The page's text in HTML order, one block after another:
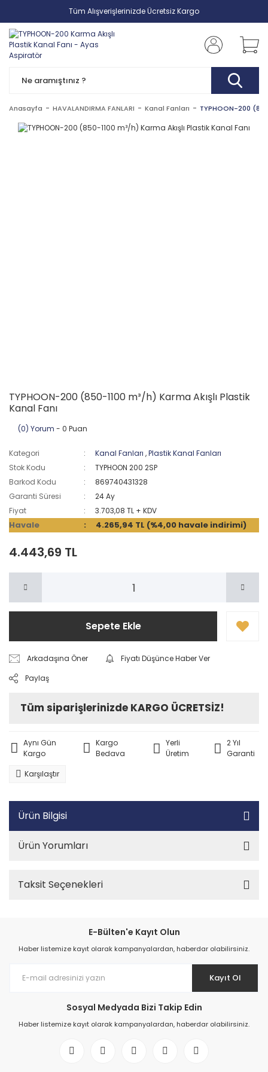
Tüm Alışverişlerinizde Ücretsiz Kargo
Anasayfa HAVALANDIRMA FANLARI Kanal Fanları TYPHOON-200
TYPHOON-200 (850-1100 m³/h) Karma Akışlı Plastik
Kanal Fanı
(0) Yorum - 0 Puan
Kategori Kanal Fanları ,Plastik Kanal Fanları
Stok Kodu
TYPHOON 200 2SP
Barkod Kodu
869740431328
Garanti Süresi
24 Ay
Fiyat
3.703,08 TL + KDV
Havale 4.265,94 TL (%4,00 havale indirimi)
4.443,69 TL
Sepete Ekle
Arkadaşına Öner
Fiyatı Düşünce Haber Ver
Paylaş
Tüm siparişlerinizde KARGO ÜCRETSİZ!
Aynı Gün
Kargo
Kargo
Bedava
Yerli
Üretim
2 Yıl
Garanti
Karşılaştır
Ürün Bilgisi
Ürün Yorumları
Taksit Seçenekleri
E-Bülten'e Kayıt Olun
Haber listemize kayıt olarak kampanyalardan, haberdar olabilirsiniz.
Kayıt Ol
Sosyal Medyada Bizi Takip Edin
Haber listemize kayıt olarak kampanyalardan, haberdar olabilirsiniz.